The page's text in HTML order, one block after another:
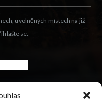
uvolněných místech na již
se.